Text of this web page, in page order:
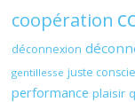
coopération
déconnexion
gentillesse juste
performance plaisir